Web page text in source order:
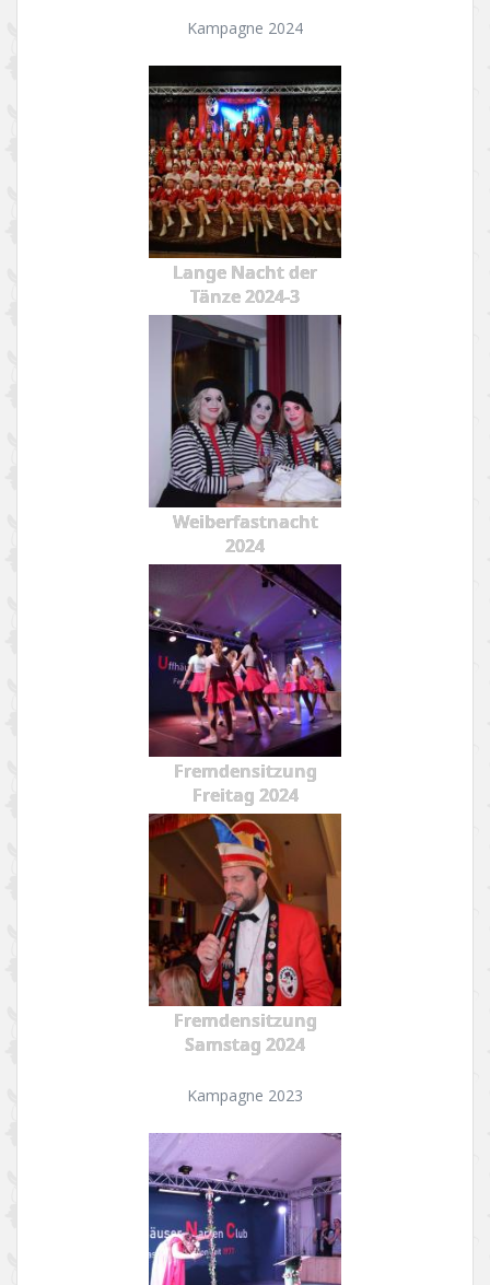
Kampagne 2024
Lange Nacht der
Tänze 2024-3
Weiberfastnacht
2024
Fremdensitzung
Freitag 2024
Fremdensitzung
Samstag 2024
Kampagne 2023